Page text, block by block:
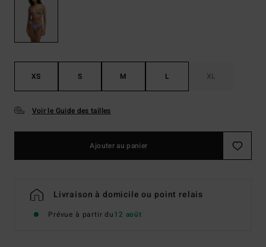
XS S M L XL
Voir le Guide des tailles
Ajouter au panier
Livraison à domicile ou point relais
Prévue à partir du12 août